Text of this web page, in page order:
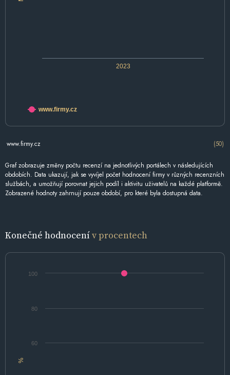
2023
www.firmy.cz
www.firmy.cz (50)
Graf zobrazuje změny počtu recenzí na jednotlivých portálech v následujících
obdobích. Data ukazují, jak se vyvíjel počet hodnocení firmy v různých recenzních
službách, a umožňují porovnat jejich podíl i aktivitu uživatelů na každé platformě.
Zobrazené hodnoty zahrnují pouze období, pro které byla dostupná data.
Konečné hodnocenív procentech
%
60
80
100